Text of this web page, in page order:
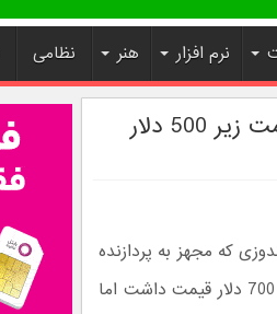
نرم افزار هنر نظامی
تبلت ویندوزی که مجهز به پردازنده
x86 بوده و نسخه کامل ویندوز 8 برروی آن نصب شده باشد، حداقل 700 دلار قیمت داشت اما